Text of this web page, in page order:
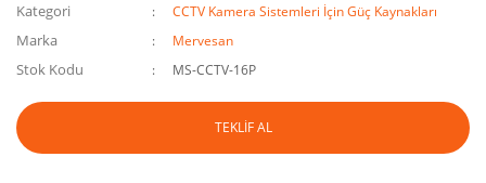
Kategori CCTV Kamera Sistemleri İçin Güç Kaynakları
Marka Mervesan
Stok Kodu MS-CCTV-16P
TEKLİF AL